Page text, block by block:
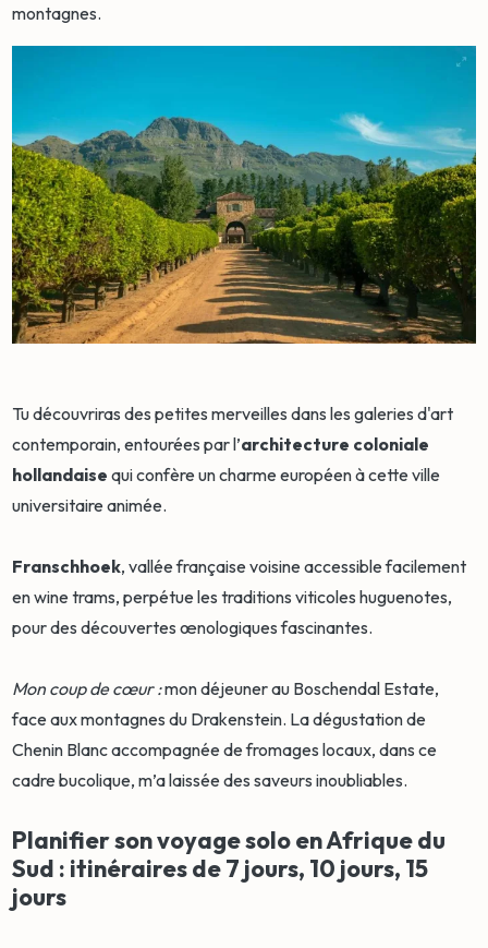
montagnes.
Tu découvriras des petites merveilles dans les galeries d'art
contemporain, entourées par l’architecture coloniale
hollandaise qui confère un charme européen à cette ville
universitaire animée.
Franschhoek, vallée française voisine accessible facilement
en wine trams, perpétue les traditions viticoles huguenotes,
pour des découvertes œnologiques fascinantes.
Mon coup de cœur :mon déjeuner au Boschendal Estate,
face aux montagnes du Drakenstein. La dégustation de
Chenin Blanc accompagnée de fromages locaux, dans ce
cadre bucolique, m’a laissée des saveurs inoubliables.
Planifier son voyage solo en Afrique du
Sud : itinéraires de 7 jours, 10 jours, 15
jours